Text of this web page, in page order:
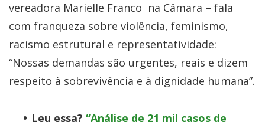
vereadora Marielle Franco na Câmara – fala
com franqueza sobre violência, feminismo,
racismo estrutural e representatividade:
“Nossas demandas são urgentes, reais e dizem
respeito à sobrevivência e à dignidade humana”.
Leu essa? “Análise de 21 mil casos de